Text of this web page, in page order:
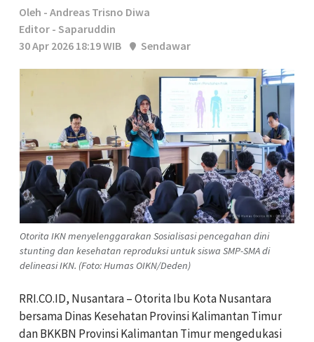
Oleh - Andreas Trisno Diwa
Editor - Saparuddin
30 Apr 2026 18:19 WIB
Sendawar
Otorita IKN menyelenggarakan Sosialisasi pencegahan dini
stunting dan kesehatan reproduksi untuk siswa SMP-SMA di
delineasi IKN. (Foto: Humas OIKN/Deden)
RRI.CO.ID, Nusantara – Otorita Ibu Kota Nusantara
bersama Dinas Kesehatan Provinsi Kalimantan Timur
dan BKKBN Provinsi Kalimantan Timur mengedukasi